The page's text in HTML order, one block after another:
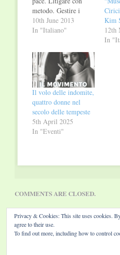
metodo. Gestire i
litigi dei bambini a
scuola, di Daniele
un utile strumento
inedito per gestire le
difficoltà in classe,
migliorare il clima e
le relazioni e aiutare i
bambini a…
10th June 2013
In "Italiano"
Kim
12th
In
Il volo delle indomite,
quattro donne nel
secolo delle tempeste
5th April 2025
In "Eventi"
COMMENTS ARE CLOSED.
Privacy & Cookies: This site uses cookies.
agree to their use.
To find out more, including how to control